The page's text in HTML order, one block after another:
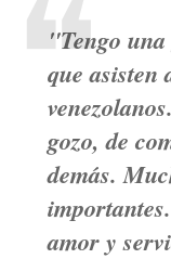
"Tengo
que asisten
gozo, de
demás.
amor y